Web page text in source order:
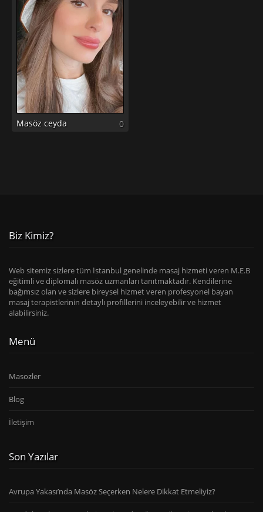
Masöz ceyda 0
Biz Kimiz?
Web sitemiz sizlere tüm İstanbul genelinde masaj hizmeti veren M.E.B
eğitimli ve diplomalı masöz uzmanları tanıtmaktadır. Kendilerine
bağımsız olan ve sizlere bireysel hizmet veren profesyonel bayan
masaj terapistlerinin detaylı profillerini inceleyebilir ve hizmet
alabilirsiniz.
Menü
Masozler
Blog
İletişim
Son Yazılar
Avrupa Yakası’nda Masöz Seçerken Nelere Dikkat Etmeliyiz?